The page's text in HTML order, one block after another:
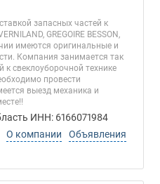
запасных частей к
GREGOIRE BESSON,
имеются оригинальные и
Компания занимается так
к свеклоуборочной технике
провести
выезд механика и
ИНН: 6166071984
О компании
Объявления